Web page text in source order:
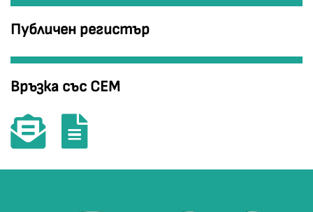
Публичен регистър
Връзка със СЕМ